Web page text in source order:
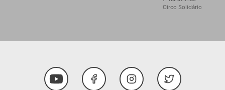
Circo Solidário
Social Media
Youtube FacebookInstagramTwitter